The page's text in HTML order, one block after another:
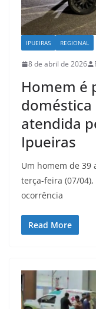
IPUEIRAS REGIONAL
8 de abril de 2026
Homem é
doméstica
atendida
Ipueiras
Um homem de 39
terça-feira (07/
ocorrência
Read More